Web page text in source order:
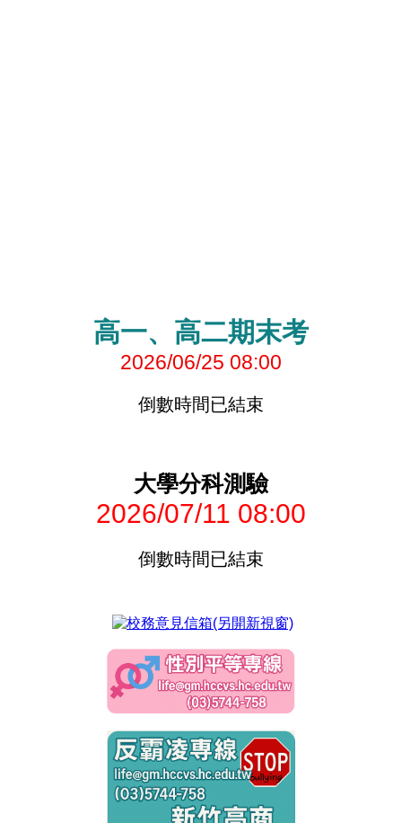
高一、高二期末考
2026/06/25 08:00
倒數時間已結束
大學分科測驗
2026/07/11 08:00
倒數時間已結束